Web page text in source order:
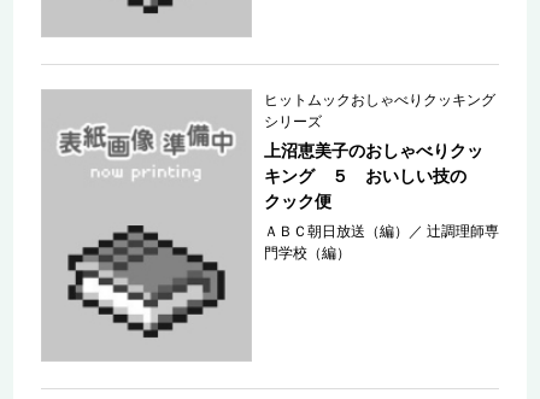
ヒットムックおしゃべりクッキング
シリーズ
上沼恵美子のおしゃべりクッ
キング ５ おいしい技の
クック便
ＡＢＣ朝日放送（編） ／辻調理師専
門学校（編）